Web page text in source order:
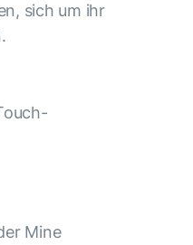
sich um ihr
Mine